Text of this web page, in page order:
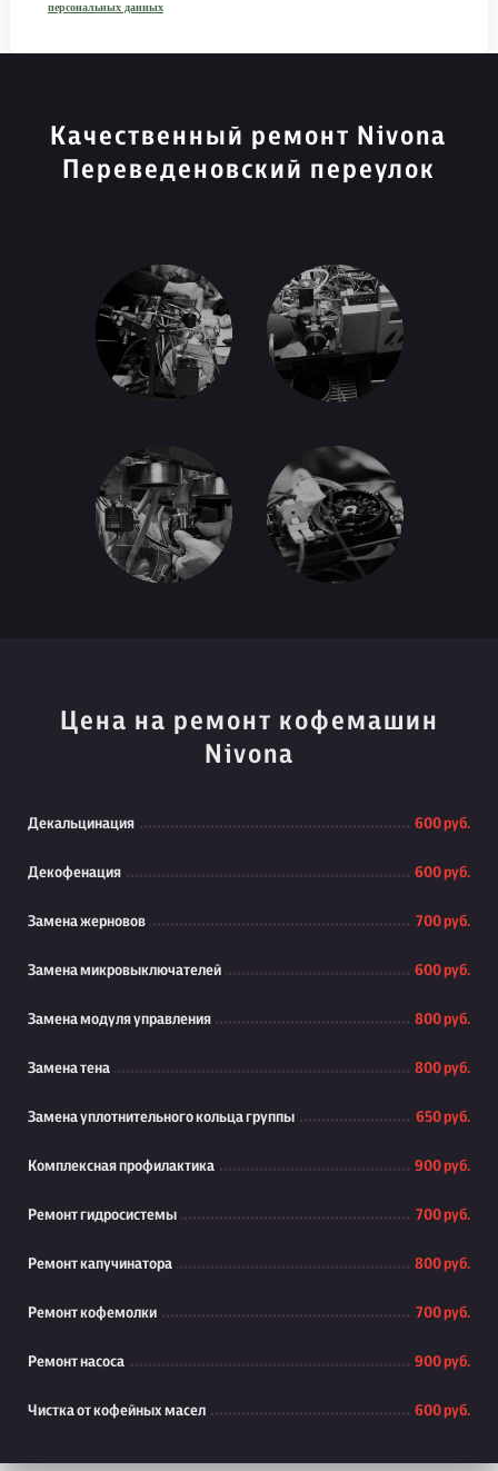
персональных данных
Качественный ремонт Nivona
Переведеновский переулок
Цена на ремонт кофемашин
Nivona
Декальцинация 600 руб.
Декофенация 600 руб.
Замена жерновов 700 руб.
Замена микровыключателей 600 руб.
Замена модуля управления 800 руб.
Замена тена 800 руб.
Замена уплотнительного кольца группы 650 руб.
Комплексная профилактика 900 руб.
Ремонт гидросистемы 700 руб.
Ремонт капучинатора 800 руб.
Ремонт кофемолки 700 руб.
Ремонт насоса 900 руб.
Чистка от кофейных масел 600 руб.